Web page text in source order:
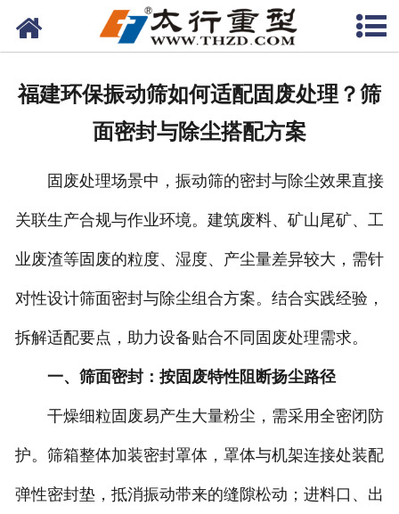
网站首页
联系我们
福建环保振动筛如何适配固废处理？筛
面密封与除尘搭配方案
固废处理场景中，振动筛的密封与除尘效果直接
关联生产合规与作业环境。建筑废料、矿山尾矿、工
业废渣等固废的粒度、湿度、产尘量差异较大，需针
对性设计筛面密封与除尘组合方案。结合实践经验，
拆解适配要点，助力设备贴合不同固废处理需求。
一、筛面密封：按固废特性阻断扬尘路径
干燥细粒固废易产生大量粉尘，需采用全密闭防
护。筛箱整体加装密封罩体，罩体与机架连接处装配
弹性密封垫，抵消振动带来的缝隙松动；进料口、出